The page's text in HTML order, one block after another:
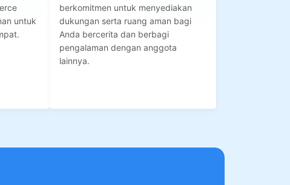
untuk
berkomitmen untuk menyediakan
dukungan serta ruang aman bagi
Anda bercerita dan berbagi
pengalaman dengan anggota
lainnya.